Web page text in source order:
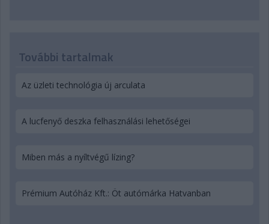
További tartalmak
Az üzleti technológia új arculata
A lucfenyő deszka felhasználási lehetőségei
Miben más a nyíltvégű lízing?
Prémium Autóház Kft.: Öt autómárka Hatvanban